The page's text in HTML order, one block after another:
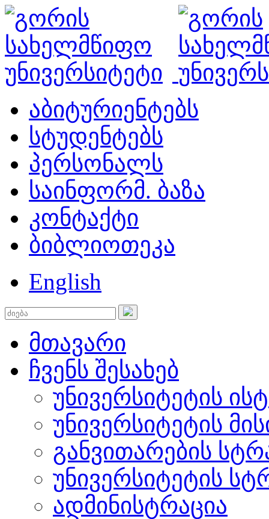
აბიტურიენტებს
სტუდენტებს
პერსონალს
საინფორმ. ბაზა
კონტაქტი
ბიბლიოთეკა
English
მთავარი
ჩვენს შესახებ
უნივერსიტეტის
უნივერსიტეტის
განვითარების
უნივერსიტეტის
ადმინისტრაცია